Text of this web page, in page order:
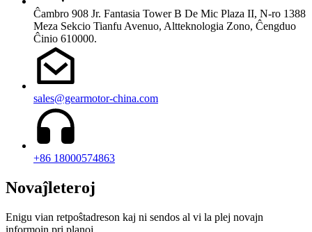
Ĉambro 908 Jr. Fantasia Tower B De Mic Plaza II, N-ro 1388
Meza Sekcio Tianfu Avenuo, Altteknologia Zono, Ĉengduo
Ĉinio 610000.
sales@gearmotor-china.com
+86 18000574863
Novaĵleteroj
Enigu vian retpoŝtadreson kaj ni sendos al vi la plej novajn
informojn pri planoj.